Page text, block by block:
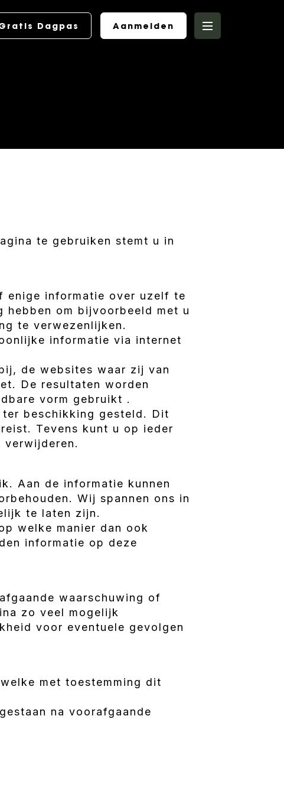
Dagpas Aanmelden
te gebruiken stemt u in
enige informatie over uzelf te
om bijvoorbeeld met u
te verwezenlijken.
informatie via internet
de websites waar zij van
De resultaten worden
vorm gebruikt .
beschikking gesteld. Dit
Tevens kunt u op ieder
verwijderen.
Aan de informatie kunnen
Wij spannen ons in
te laten zijn.
welke manier dan ook
informatie op deze
waarschuwing of
zo veel mogelijk
voor eventuele gevolgen
met toestemming dit
na voorafgaande